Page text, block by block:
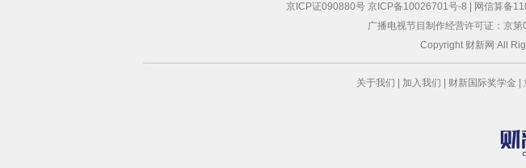
京ICP证090880号 京ICP备10026701号-8 网信算备
广播电视节目制作经营许可证：京
Copyright 财新网 All
关于我们 加入我们 财新国际奖学金